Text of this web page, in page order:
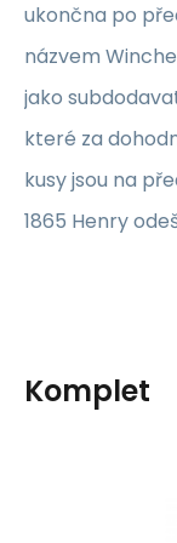
ukončna po
názvem
jako
které za
kusy jsou na
1865 Henry
Komplet